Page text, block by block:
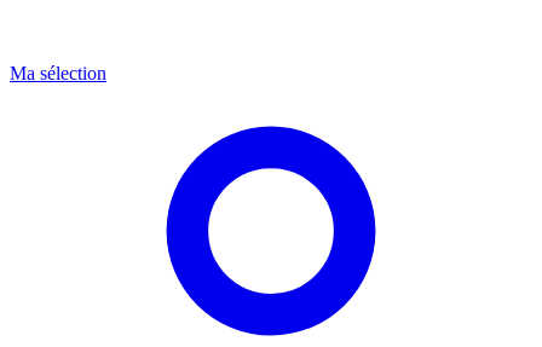
Ma sélection